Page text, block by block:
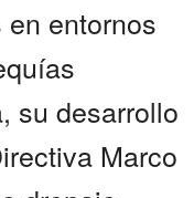
entornos
su desarrollo
Marco